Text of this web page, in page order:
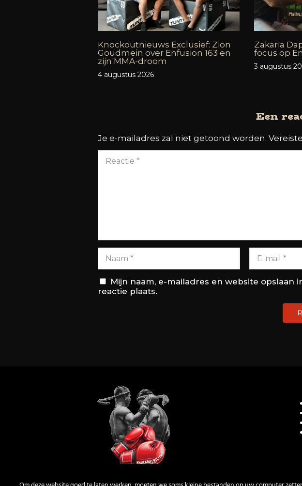
Knockoutnieuws Exclusief: Zion
Goudmein over Enfusion 163 en
zijn MMA-droom
4 augustus 2026
Zakaria
focus op
3 augustus
Een
Je e-mailadres zal niet getoond worden.
Mijn naam, e-mailadres en website
reactie plaats.